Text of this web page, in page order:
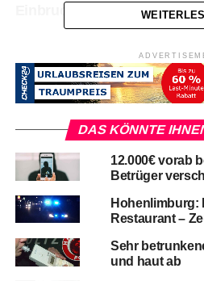
Einbruch an der Kattenohler
DAS KÖNNTE
12.000€ vorab
Betrüger
Hohenlimburg:
Restaurant –
Sehr
und haut ab